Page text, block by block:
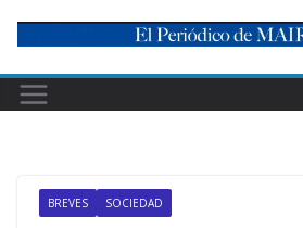
content
BREVES SOCIEDAD